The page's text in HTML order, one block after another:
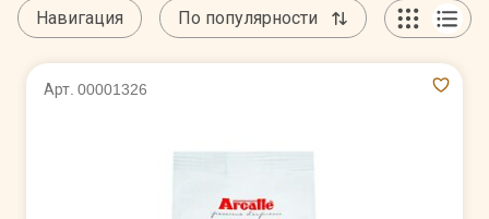
Навигация
По популярности
Арт. 00001326